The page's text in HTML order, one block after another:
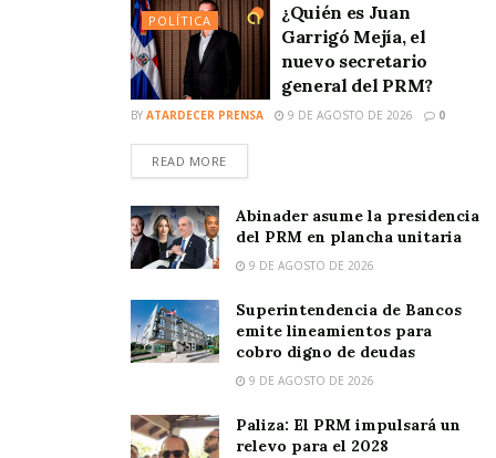
POLÍTICA
¿Quién es Juan
Garrigó Mejía, el
nuevo secretario
general del PRM?
BY ATARDECER PRENSA 9 DE AGOSTO DE 2026 0
READ MORE
Abinader asume la presidencia
del PRM en plancha unitaria
9 DE AGOSTO DE 2026
Superintendencia de Bancos
emite lineamientos para
cobro digno de deudas
9 DE AGOSTO DE 2026
Paliza: El PRM impulsará un
relevo para el 2028